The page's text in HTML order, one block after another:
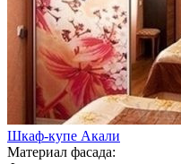
Шкаф-купе Акали
Материал фасада: